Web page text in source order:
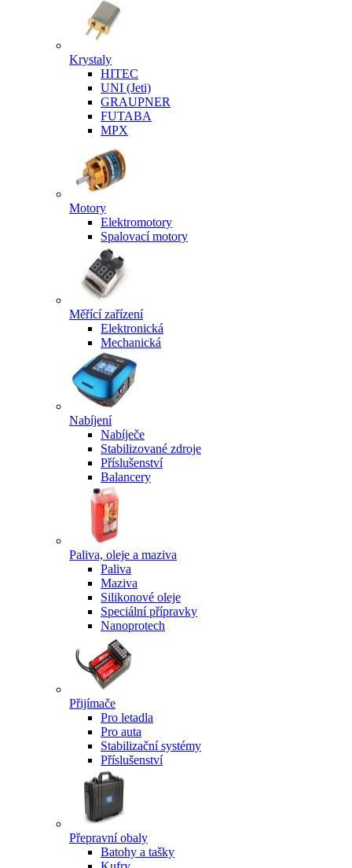
Krystaly
HITEC
UNI (Jeti)
GRAUPNER
FUTABA
MPX
Motory
Elektromotory
Spalovací motory
Měřící zařízení
Elektronická
Mechanická
Nabíjení
Nabíječe
Stabilizované zdroje
Příslušenství
Balancery
Paliva, oleje a maziva
Paliva
Maziva
Silikonové oleje
Speciální přípravky
Nanoprotech
Přijímače
Pro letadla
Pro auta
Stabilizační systémy
Příslušenství
Přepravní obaly
Batohy a tašky